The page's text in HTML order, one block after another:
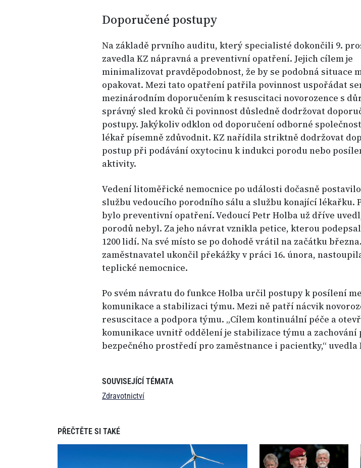
Doporučené postupy
Na základě prvního auditu, který specialisté dokončili 9.
zavedla KZ nápravná a preventivní opatření. Jejich cílem je
minimalizovat pravděpodobnost, že by se podobná situace
opakovat. Mezi tato opatření patřila povinnost uspořádat
mezinárodním doporučením k resuscitaci novorozence s
správný sled kroků či povinnost důsledně dodržovat
postupy. Jakýkoliv odklon od doporučení odborné
lékař písemně zdůvodnit. KZ nařídila striktně dodržovat
postup při podávání oxytocinu k indukci porodu nebo
aktivity.
Vedení litoměřické nemocnice po události dočasně
službu vedoucího porodního sálu a službu konající lékařku.
bylo preventivní opatření. Vedoucí Petr Holba už dříve
porodů nebyl. Za jeho návrat vznikla petice, kterou
1200 lidí. Na své místo se po dohodě vrátil na začátku
zaměstnavatel ukončil překážky v práci 16. února,
teplické nemocnice.
Po svém návratu do funkce Holba určil postupy k posílení
komunikace a stabilizaci týmu. Mezi ně patří nácvik
resuscitace a podpora týmu. „Cílem kontinuální péče a
komunikace uvnitř oddělení je stabilizace týmu a zachování
bezpečného prostředí pro zaměstnance i pacientky,“ uvedla
SOUVISEJÍCÍ TÉMATA
Zdravotnictví
PŘEČTĚTE SI TAKÉ